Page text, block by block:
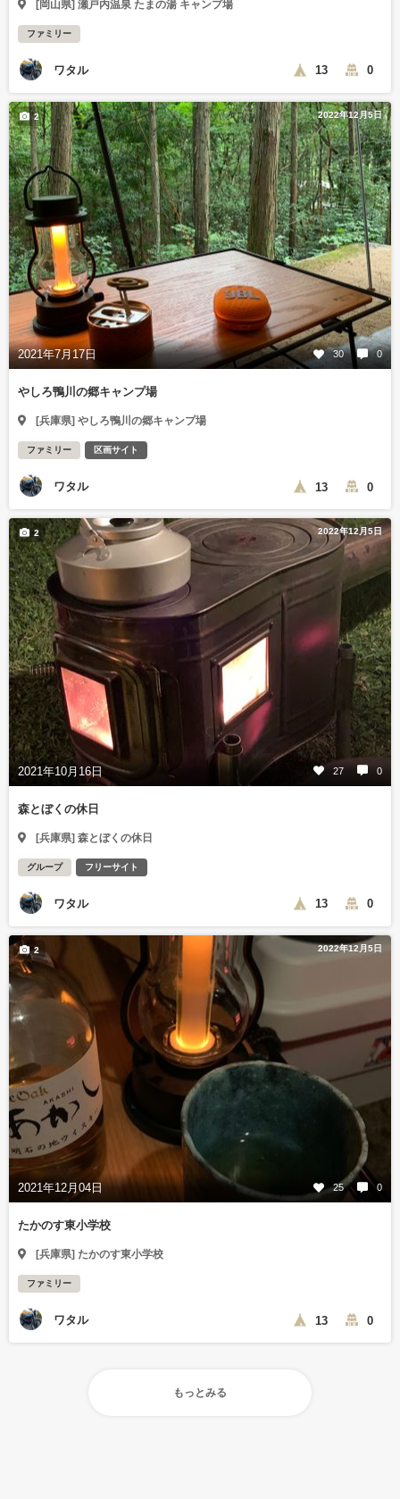
[岡山県] 瀬戸内温泉 たまの湯 キャンプ場
ファミリー
ワタル 13 0
2022年12月5日
2021年7月17日 30 0
2
やしろ鴨川の郷キャンプ場
[兵庫県] やしろ鴨川の郷キャンプ場
ファミリー 区画サイト
ワタル 13 0
2022年12月5日
2021年10月16日 27 0
2
森とぼくの休日
[兵庫県] 森とぼくの休日
グループ フリーサイト
ワタル 13 0
2022年12月5日
2021年12月04日 25 0
2
たかのす東小学校
[兵庫県] たかのす東小学校
ファミリー
ワタル 13 0
もっとみる